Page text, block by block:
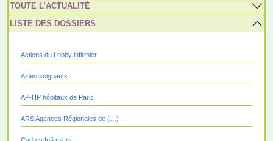
TOUTE L’ACTUALITÉ
LISTE DES DOSSIERS
Actions du Lobby infirmier
Aides soignants
AP-HP hôpitaux de Paris
ARS Agences Régionales de (…)